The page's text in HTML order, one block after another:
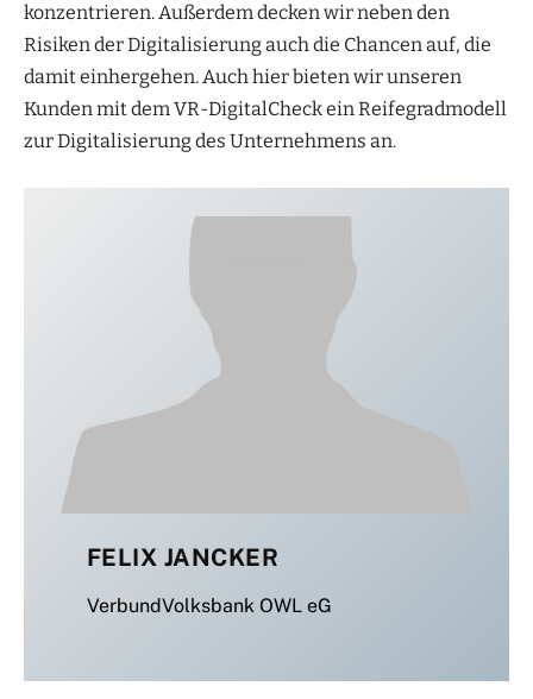
konzentrieren. Außerdem decken wir neben den
Risiken der Digitalisierung auch die Chancen auf, die
damit einhergehen. Auch hier bieten wir unseren
Kunden mit dem VR-DigitalCheck ein Reifegradmodell
zur Digitalisierung des Unternehmens an.
FELIX JANCKER
VerbundVolksbank OWL eG